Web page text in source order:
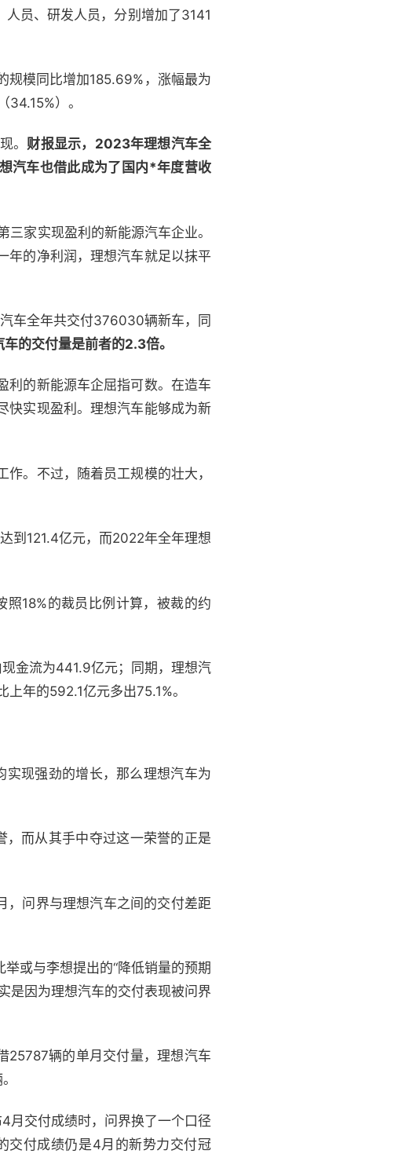
员、研发人员，分别增加了3141
规模同比增加185.69%，涨幅最为
）。
。 财报显示，2023年理想汽车全
汽车也借此成为了国内*年度营收
家实现盈利的新能源汽车企业。
年的净利润，理想汽车就足以抹平
车全年共交付376030辆新车，同
的交付量是前者的2.3倍。
利的新能源车企屈指可数。在造车
快实现盈利。理想汽车能够成为新
。不过，随着员工规模的壮大，
到121.4亿元，而2022年全年理想
18%的裁员比例计算，被裁的约
金流为441.9亿元；同期，理想汽
年的592.1亿元多出75.1%。
现强劲的增长，那么理想汽车为
而从其手中夺过这一荣誉的正是
问界与理想汽车之间的交付差距
或与李想提出的“降低销量的预期
是因为理想汽车的交付表现被问界
25787辆的单月交付量，理想汽车
月交付成绩时，问界换了一个口径
交付成绩仍是4月的新势力交付冠